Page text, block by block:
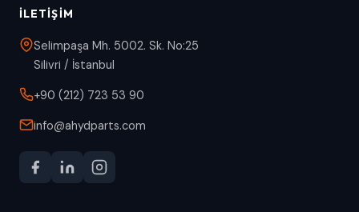
İLETIŞIM
Selimpaşa Mh. 5002. Sk. No:25
Silivri / İstanbul
+90 (212) 723 53 90
info@ahydparts.com